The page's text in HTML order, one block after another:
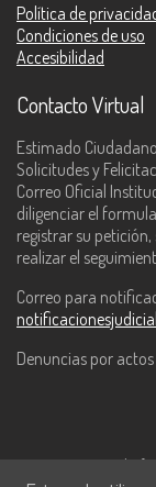
Política de
Condiciones de uso
Accesibilidad
Contacto Virtual
Estimado
Solicitudes y
Correo Oficial
diligenciar el
registrar su
realizar el
Correo para
Denuncias por
Este contenido